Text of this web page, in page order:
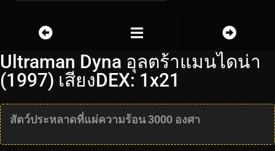
Ultraman Dyna อุลตร้าแมนไดน่า
(1997) เสียงDEX: 1x21
สัตว์ประหลาดที่แผ่ความร้อน 3000 องศา